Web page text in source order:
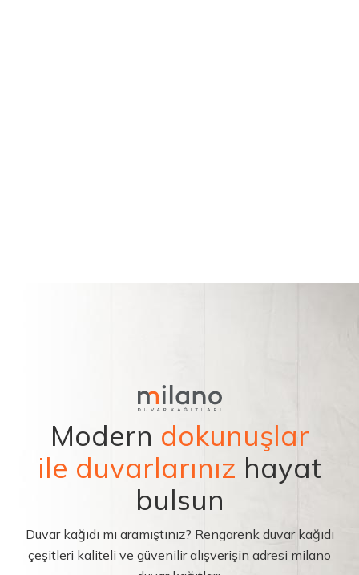
Modern dokunuşlar
ile duvarlarınız hayat
bulsun
Duvar kağıdı mı aramıştınız? Rengarenk duvar kağıdı
çeşitleri kaliteli ve güvenilir alışverişin adresi milano